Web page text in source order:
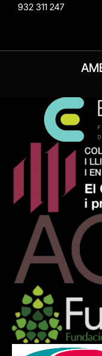
932 311 247